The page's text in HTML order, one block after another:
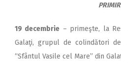
19 decembrie – primeşte, la
Galaţi, grupul de colindători
“Sfântul Vasile cel Mare” din